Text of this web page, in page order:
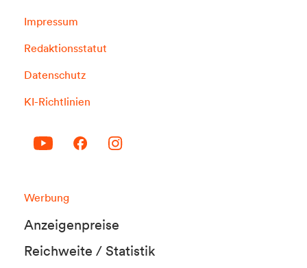
Impressum
Redaktionsstatut
Datenschutz
KI-Richtlinien
Werbung
Anzeigenpreise
Reichweite / Statistik